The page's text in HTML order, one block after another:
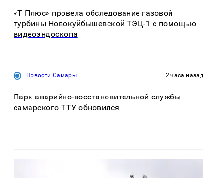
«Т Плюс» провела обследование газовой
турбины Новокуйбышевской ТЭЦ-1 с помощью
видеоэндоскопа
Новости Самары 2 часа назад
Парк аварийно-восстановительной службы
самарского ТТУ обновился